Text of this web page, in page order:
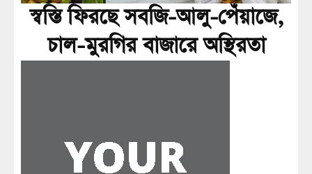
স্বস্তি ফিরছে সবজি-আলু-পেঁয়াজে,
চাল-মুরগির বাজারে অস্থিরতা